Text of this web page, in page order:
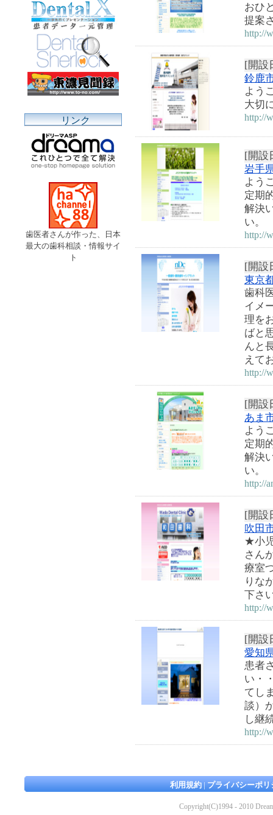
リンク
歯医者さんが作った、日本
最大の歯科相談・情報サイ
ト
おひ
提案
http://
[開設
鈴鹿
よう
大切
http://
[開設
岩手
よう
定期
解決
い。
http://
[開設
東京
歯科
イメ
理を
ばと
んと
えて
http://
[開設
あま
よう
定期
解決
い。
http://
[開設
吹田
★小
さん
療室
りな
下さ
http://
[開設
愛知
患者
い・
てし
談）
し継
http://
利用規約|プライバシーポリ
Copyright(C)1994 - 2010